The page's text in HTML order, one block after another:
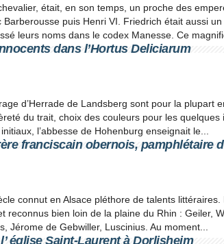
était, en son temps, un proche des
Barberousse puis Henri VI. Friedrich était aussi
leurs noms dans le codex Manesse. Ce
dans l’Hortus Deliciarum
d’Herrade de Landsberg sont pour la plupart
du trait, choix des couleurs pour les quelques
l’abbesse de Hohenburg enseignait le...
franciscain obernois, pamphlétaire
connut en Alsace pléthore de talents
reconnus bien loin de la plaine du Rhin : Geiler,
Jérome de Gebwiller, Luscinius. Au moment...
église Saint-Laurent à Dorlisheim